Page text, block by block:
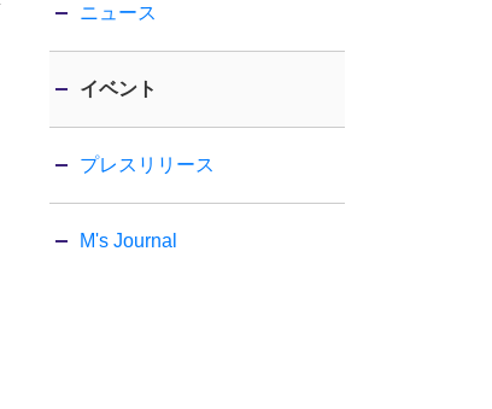
ニュース
イベント
プレスリリース
M's Journal